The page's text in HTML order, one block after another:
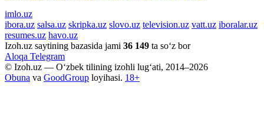
imlo.uz
ibora.uz salsa.uz skripka.uz slovo.uz television.uz vatt.uz iboralar.uz
resumes.uz havo.uz
Izoh.uz saytining bazasida jami 36 149 ta so‘z bor
Aloqa Telegram
© Izoh.uz — O‘zbek tilining izohli lug‘ati, 2014–2026
Obuna va GoodGroup loyihasi. 18+